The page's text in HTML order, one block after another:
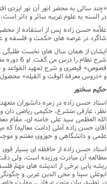
«چند سالى به محضر انور آن نور ایزدى
در السنه به علوم غریبه سائر و دائر
علاّمه حسن زاده پس از استفاده از
شاگرد در عرصه هاى حکمت و فلسفه و
ایشان از همان سال هاى نخست طلبگى
شرح
و «دروس معرفة الوقت و القبله»
حکیم سخنور
استاد حسن زاده در زمره دانشوران
نظر، عارفى متشرع، حکیمى ریاضى
الله العظمى سید على خامنه اى، مقام
آقاى حسن زاده آملى (دامت معالیه)
علمى و دانشگاهى و حوزوى مغتنم و
استاد حسن زاده از حافظه اى بسیار
مطالعه آن مبادرت ورزیده است، ولى
ریشه یابى برخى از اندیشه هاى مهمّ
ابوعلى سینا و محى الدین عربى و
در تطبیق بیان متون عرفانى، مهارت